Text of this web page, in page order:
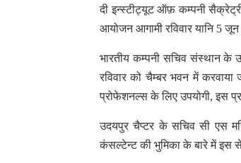
दी इन्स्टीट्यूट ऑफ़ कम्पनी
आयोजन आगामी रविवार यानि 5
भारतीय कम्पनी सचिव संस्थान के
रविवार को चैम्बर भवन में
प्रोफेशनल्स के लिए उपयोगी, इस
उदयपुर चैप्टर के सचिव सी एस
कंसल्टेन्ट की भुमिका के बारे में इस